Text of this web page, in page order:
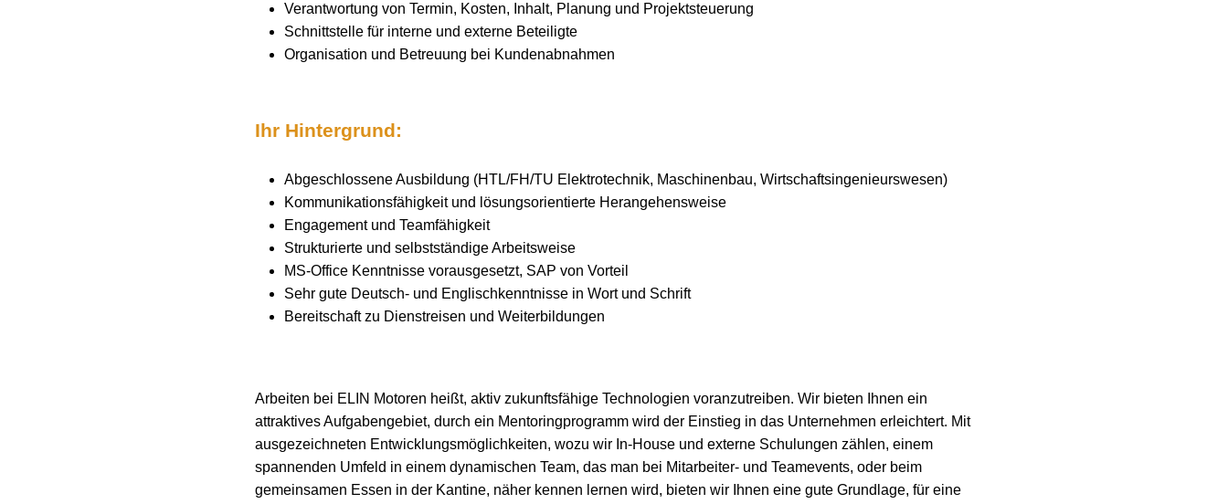
Verantwortung von Termin, Kosten, Inhalt, Planung und Projektsteuerung
Schnittstelle für interne und externe Beteiligte
Organisation und Betreuung bei Kundenabnahmen
Ihr Hintergrund:
Abgeschlossene Ausbildung (HTL/FH/TU Elektrotechnik, Maschinenbau, Wirtschaftsingenieurswesen)
Kommunikationsfähigkeit und lösungsorientierte Herangehensweise
Engagement und Teamfähigkeit
Strukturierte und selbstständige Arbeitsweise
MS-Office Kenntnisse vorausgesetzt, SAP von Vorteil
Sehr gute Deutsch- und Englischkenntnisse in Wort und Schrift
Bereitschaft zu Dienstreisen und Weiterbildungen
Arbeiten bei ELIN Motoren heißt, aktiv zukunftsfähige Technologien voranzutreiben. Wir bieten Ihnen ein
attraktives Aufgabengebiet, durch ein Mentoringprogramm wird der Einstieg in das Unternehmen erleichtert. Mit
ausgezeichneten Entwicklungsmöglichkeiten, wozu wir In-House und externe Schulungen zählen, einem
spannenden Umfeld in einem dynamischen Team, das man bei Mitarbeiter- und Teamevents, oder beim
gemeinsamen Essen in der Kantine, näher kennen lernen wird, bieten wir Ihnen eine gute Grundlage, für eine